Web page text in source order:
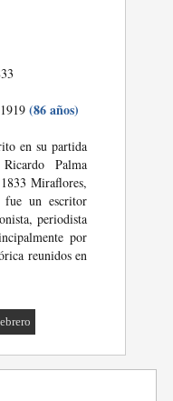
(86 años)
en su partida
Palma
Miraflores,
un escritor
periodista
por
reunidos en